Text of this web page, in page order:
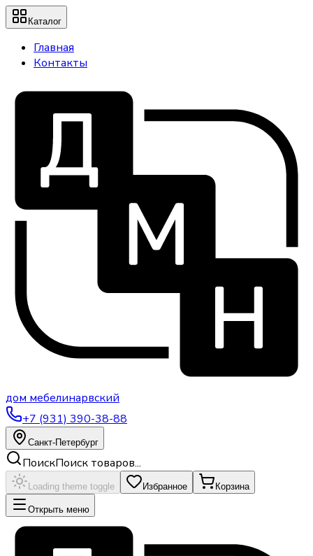
Каталог
Главная
Контакты
дом мебелинарвский
+7 (931) 390-38-88
Санкт-Петербург
ПоискПоиск товаров...
Loading theme toggle Избранное Корзина
Открыть меню